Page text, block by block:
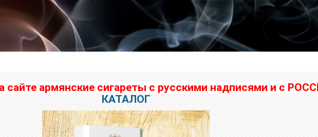
сайте армянские сигареты с русскими надписями и с
КАТАЛОГ